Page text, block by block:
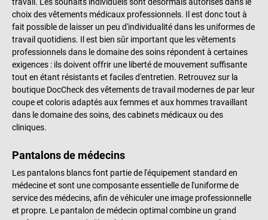
choix des vêtements médicaux professionnels. Il est donc tout à
fait possible de laisser un peu d'individualité dans les uniformes de
travail quotidiens. Il est bien sûr important que les vêtements
professionnels dans le domaine des soins répondent à certaines
exigences : ils doivent offrir une liberté de mouvement suffisante
tout en étant résistants et faciles d'entretien. Retrouvez sur la
boutique DocCheck des vêtements de travail modernes de par leur
coupe et coloris adaptés aux femmes et aux hommes travaillant
dans le domaine des soins, des cabinets médicaux ou des
cliniques.
Pantalons de médecins
Les pantalons blancs font partie de l'équipement standard en
médecine et sont une composante essentielle de l'uniforme de
service des médecins, afin de véhiculer une image professionnelle
et propre. Le pantalon de médecin optimal combine un grand